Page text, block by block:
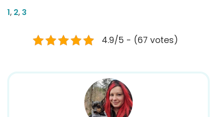
1, 2, 3
4.9/5 - (67 votes)